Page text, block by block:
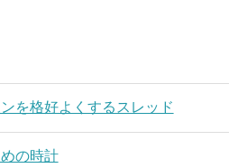
を格好よくするスレッド
の時計